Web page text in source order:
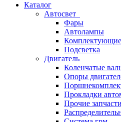
Каталог
Автосвет
Фары
Автолампы
Подсветка
Двигатель
Коленчатые
Опоры
Прокладки
Прочие